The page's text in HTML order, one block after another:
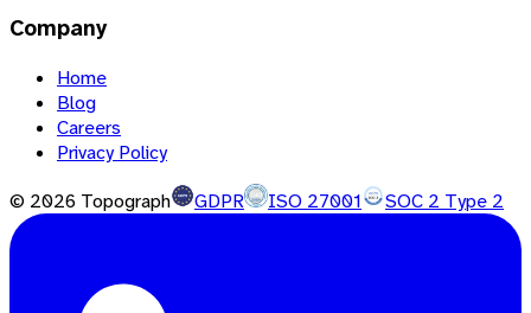
Company
Home
Blog
Careers
Privacy Policy
© 2026 Topograph GDPR ISO 27001 SOC 2 Type 2